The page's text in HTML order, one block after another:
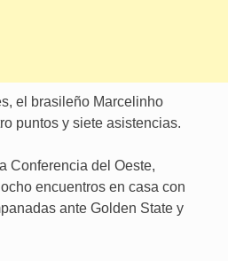
el brasileño Marcelinho
puntos y siete asistencias.
Conferencia del Oeste,
encuentros en casa con
ante Golden State y